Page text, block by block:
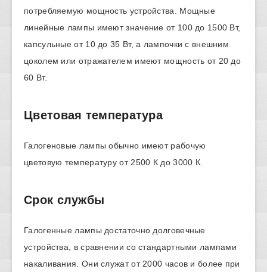
потребляемую мощность устройства. Мощные
линейные лампы имеют значение от 100 до 1500 Вт,
капсульные от 10 до 35 Вт, а лампочки с внешним
цоколем или отражателем имеют мощность от 20 до
60 Вт.
Цветовая температура
Галогеновые лампы обычно имеют рабочую
цветовую температуру от 2500 К до 3000 К.
Срок службы
Галогенные лампы достаточно долговечные
устройства, в сравнении со стандартными лампами
накаливания. Они служат от 2000 часов и более при